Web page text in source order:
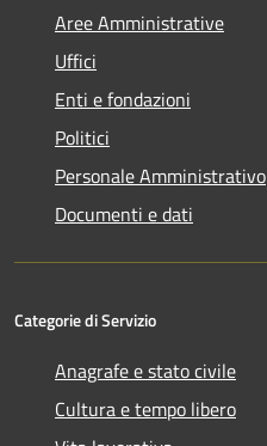
Aree Amministrative
Uffici
Enti e fondazioni
Politici
Personale Amministrativo
Documenti e dati
Categorie di Servizio
Anagrafe e stato civile
Cultura e tempo libero